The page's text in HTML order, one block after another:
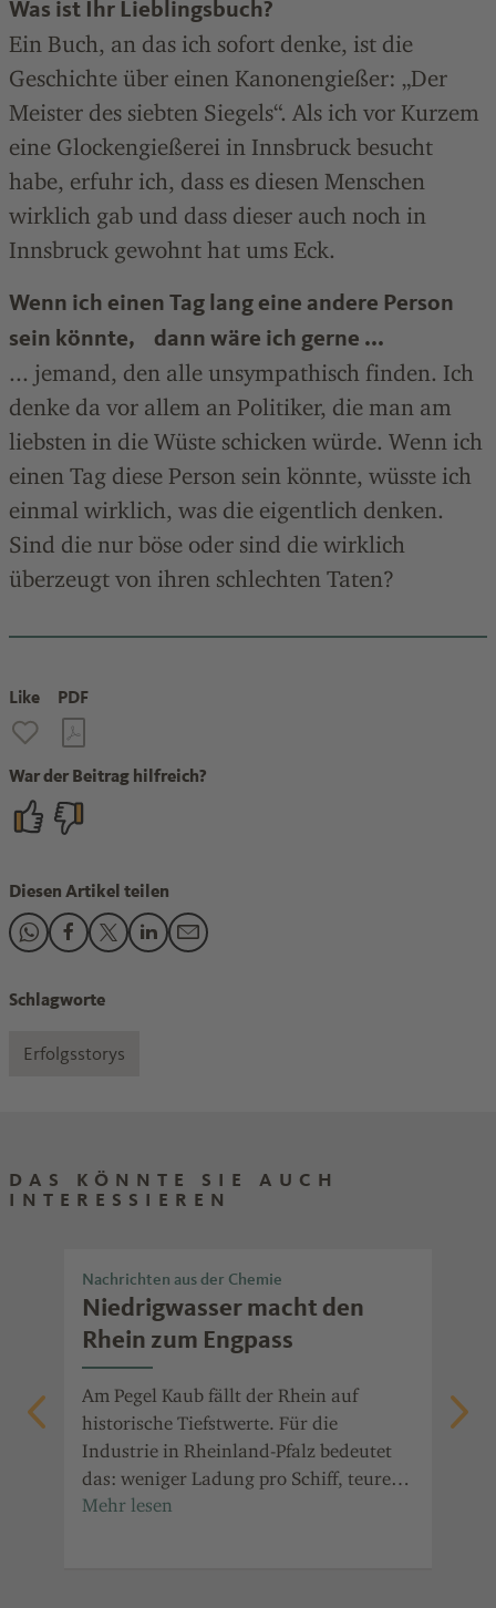
Was ist Ihr Lieblingsbuch?
Ein Buch, an das ich sofort denke, ist die
Geschichte über einen Kanonengießer: „Der
Meister des siebten Siegels“. Als ich vor Kurzem
eine Glockengießerei in Innsbruck besucht
habe, erfuhr ich, dass es diesen Menschen
wirklich gab und dass dieser auch noch in
Innsbruck gewohnt hat ums Eck.
Wenn ich einen Tag lang eine andere Person
sein könnte, dann wäre ich gerne ...
... jemand, den alle unsympathisch finden. Ich
denke da vor allem an Politiker, die man am
liebsten in die Wüste schicken würde. Wenn ich
einen Tag diese Person sein könnte, wüsste ich
einmal wirklich, was die eigentlich denken.
Sind die nur böse oder sind die wirklich
überzeugt von ihren schlechten Taten?
Like PDF
War der Beitrag hilfreich?
Diesen Artikel teilen
Den Beitrag "Bernhard Hoëcker: "Ich finde die Natur so
Den Beitrag "Bernhard Hoëcker: "Ich finde die Natur
Den Beitrag "Bernhard Hoëcker: "Ich finde die
Den Beitrag "Bernhard Hoëcker: "Ich finde
Den Beitrag "Bernhard Hoëcker: "Ich
Schlagworte
Erfolgsstorys
DAS KÖNNTE SIE AUCH
INTERESSIEREN
Nachrichten aus der Chemie
Niedrigwasser macht den
Rhein zum Engpass
Am Pegel Kaub fällt der Rhein auf
historische Tiefstwerte. Für die
Industrie in Rheinland-Pfalz bedeutet
das: weniger Ladung pro Schiff, teurere
Transporte und Ausweichrouten.